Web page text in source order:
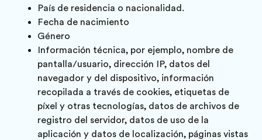
País de residencia o nacionalidad.
Fecha de nacimiento
Género
Información técnica, por ejemplo, nombre de
pantalla/usuario, dirección IP, datos del
navegador y del dispositivo, información
recopilada a través de cookies, etiquetas de
píxel y otras tecnologías, datos de archivos de
registro del servidor, datos de uso de la
aplicación y datos de localización, páginas vistas